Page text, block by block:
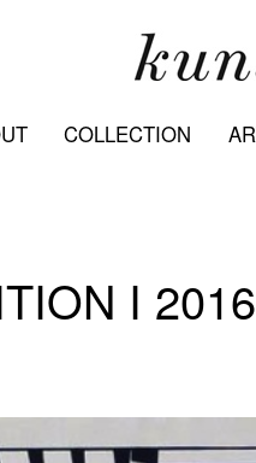
COLLECTION
I